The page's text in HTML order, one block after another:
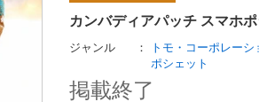
カンバディアパッチ スマホ
ジャンル ： トモ・コーポレーシ
ポシェット
掲載終了